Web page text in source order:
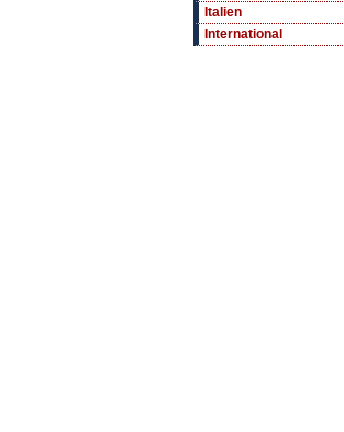
Italien
International